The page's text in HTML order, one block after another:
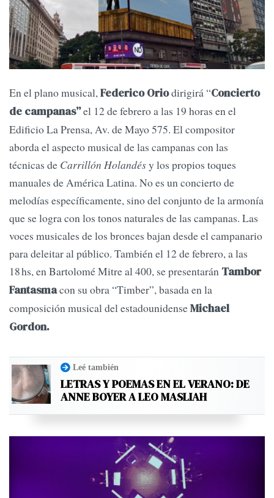
En el plano musical,Federico Oriodirigirá “Concierto
de campanas”el 12 de febrero a las 19 horas en el
Edificio La Prensa, Av. de Mayo 575. El compositor
aborda el aspecto musical de las campanas con las
técnicas de Carrillón Holandésy los propios toques
manuales de América Latina. No es un concierto de
melodías específicamente, sino del conjunto de la armonía
que se logra con los tonos naturales de las campanas. Las
voces musicales de los bronces bajan desde el campanario
para deleitar al público. También el 12 de febrero, a las
18 hs, en Bartolomé Mitre al 400, se presentarán Tambor
Fantasmacon su obra “Timber”, basada en la
composición musical del estadounidenseMichael
Gordon.
Leé también
LETRAS Y POEMAS EN EL VERANO: DE
ANNE BOYER A LEO MASLIAH